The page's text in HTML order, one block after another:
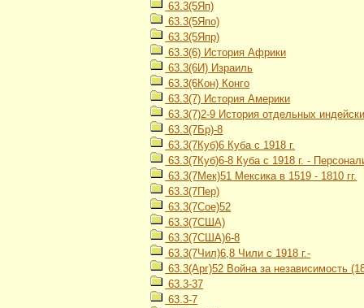
63.3(5Яп)
63.3(5Япо)
63.3(5Япр)
63.3(6) История Африки
63.3(6И) Израиль
63.3(6Кон) Конго
63.3(7) История Америки
63.3(7)2-9 История отдельных
63.3(7Бр)-8
63.3(7Куб)6 Куба с 1918 г.
63.3(7Куб)6-8 Куба с 1918 г. -
63.3(7Мек)51 Мексика в 1519 - 1810 гг.
63.3(7Пер)
63.3(7Сое)52
63.3(7США)
63.3(7США)6-8
63.3(7Чил)6,8 Чили с 1918 г.-
63.3(Арг)52 Война за независимость
63.3-37
63.3-7